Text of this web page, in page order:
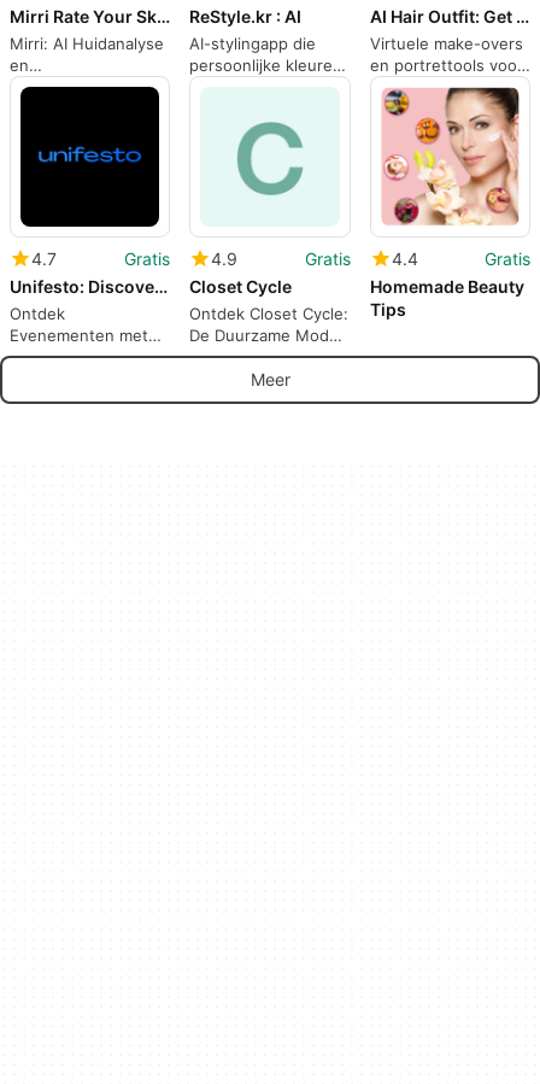
Mirri Rate Your Skin
Mirri: AI Huidanalyse
en
Vooruitgangsmonitoring
ReStyle.kr : AI
AI-stylingapp die
persoonlijke kleuren
analyseert en outfits
AI Hair Outfit: Get The Look
Virtuele make-overs
en portrettools voor
dagelijkse
stijlbeslissingen
4.7
Gratis
Unifesto: Discover Events
Ontdek
Evenementen met
Unifesto
4.9
Gratis
Closet Cycle
Ontdek Closet Cycle:
De Duurzame Mode
App
4.4
Gratis
Homemade Beauty
Tips
Meer